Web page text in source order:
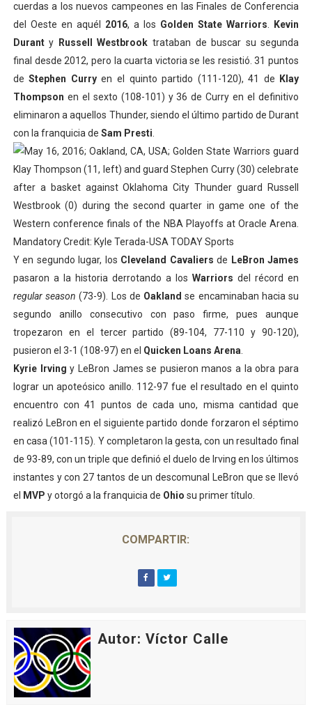
cuerdas a los nuevos campeones en las Finales de Conferencia
del Oeste en aquél 2016, a los Golden State Warriors
Kevin
Duranty Russell Westbrook trataban de buscar su segunda
final desde 2012, pero la cuarta victoria se les resistió. 31 puntos
deStephen Curryen el quinto partido (111-120), 41 de
Klay
Thompson en el sexto (108-101) y 36 de Curry en el definitivo
eliminaron a aquellos Thunder, siendo el último partido de Durant
con la franquicia de Sam Presti
Y en segundo lugar, los Cleveland Cavaliers de LeBron James
pasaron a la historia derrotando a losWarriors del récord en
regular season (73-9). Los de Oakland se encaminaban hacia su
segundo anillo consecutivo con paso firme, pues aunque
tropezaron en el tercer partido (89-104, 77-110 y 90-120),
pusieron el 3-1 (108-97) en el Quicken Loans Arena
Kyrie Irving y LeBron James se pusieron manos a la obra para
lograr un apoteósico anillo. 112-97 fue el resultado en el quinto
encuentro con 41 puntos de cada uno, misma cantidad que
realizó LeBron en el siguiente partido donde forzaron el séptimo
en casa (101-115). Y completaron la gesta, con un resultado final
de 93-89, con un triple que definió el duelo de Irving en los últimos
instantes y con 27 tantos de un descomunal LeBron que se llevó
el
MVP y otorgó a la franquicia de Ohio su primer título.
COMPARTIR:
Autor: Víctor Calle